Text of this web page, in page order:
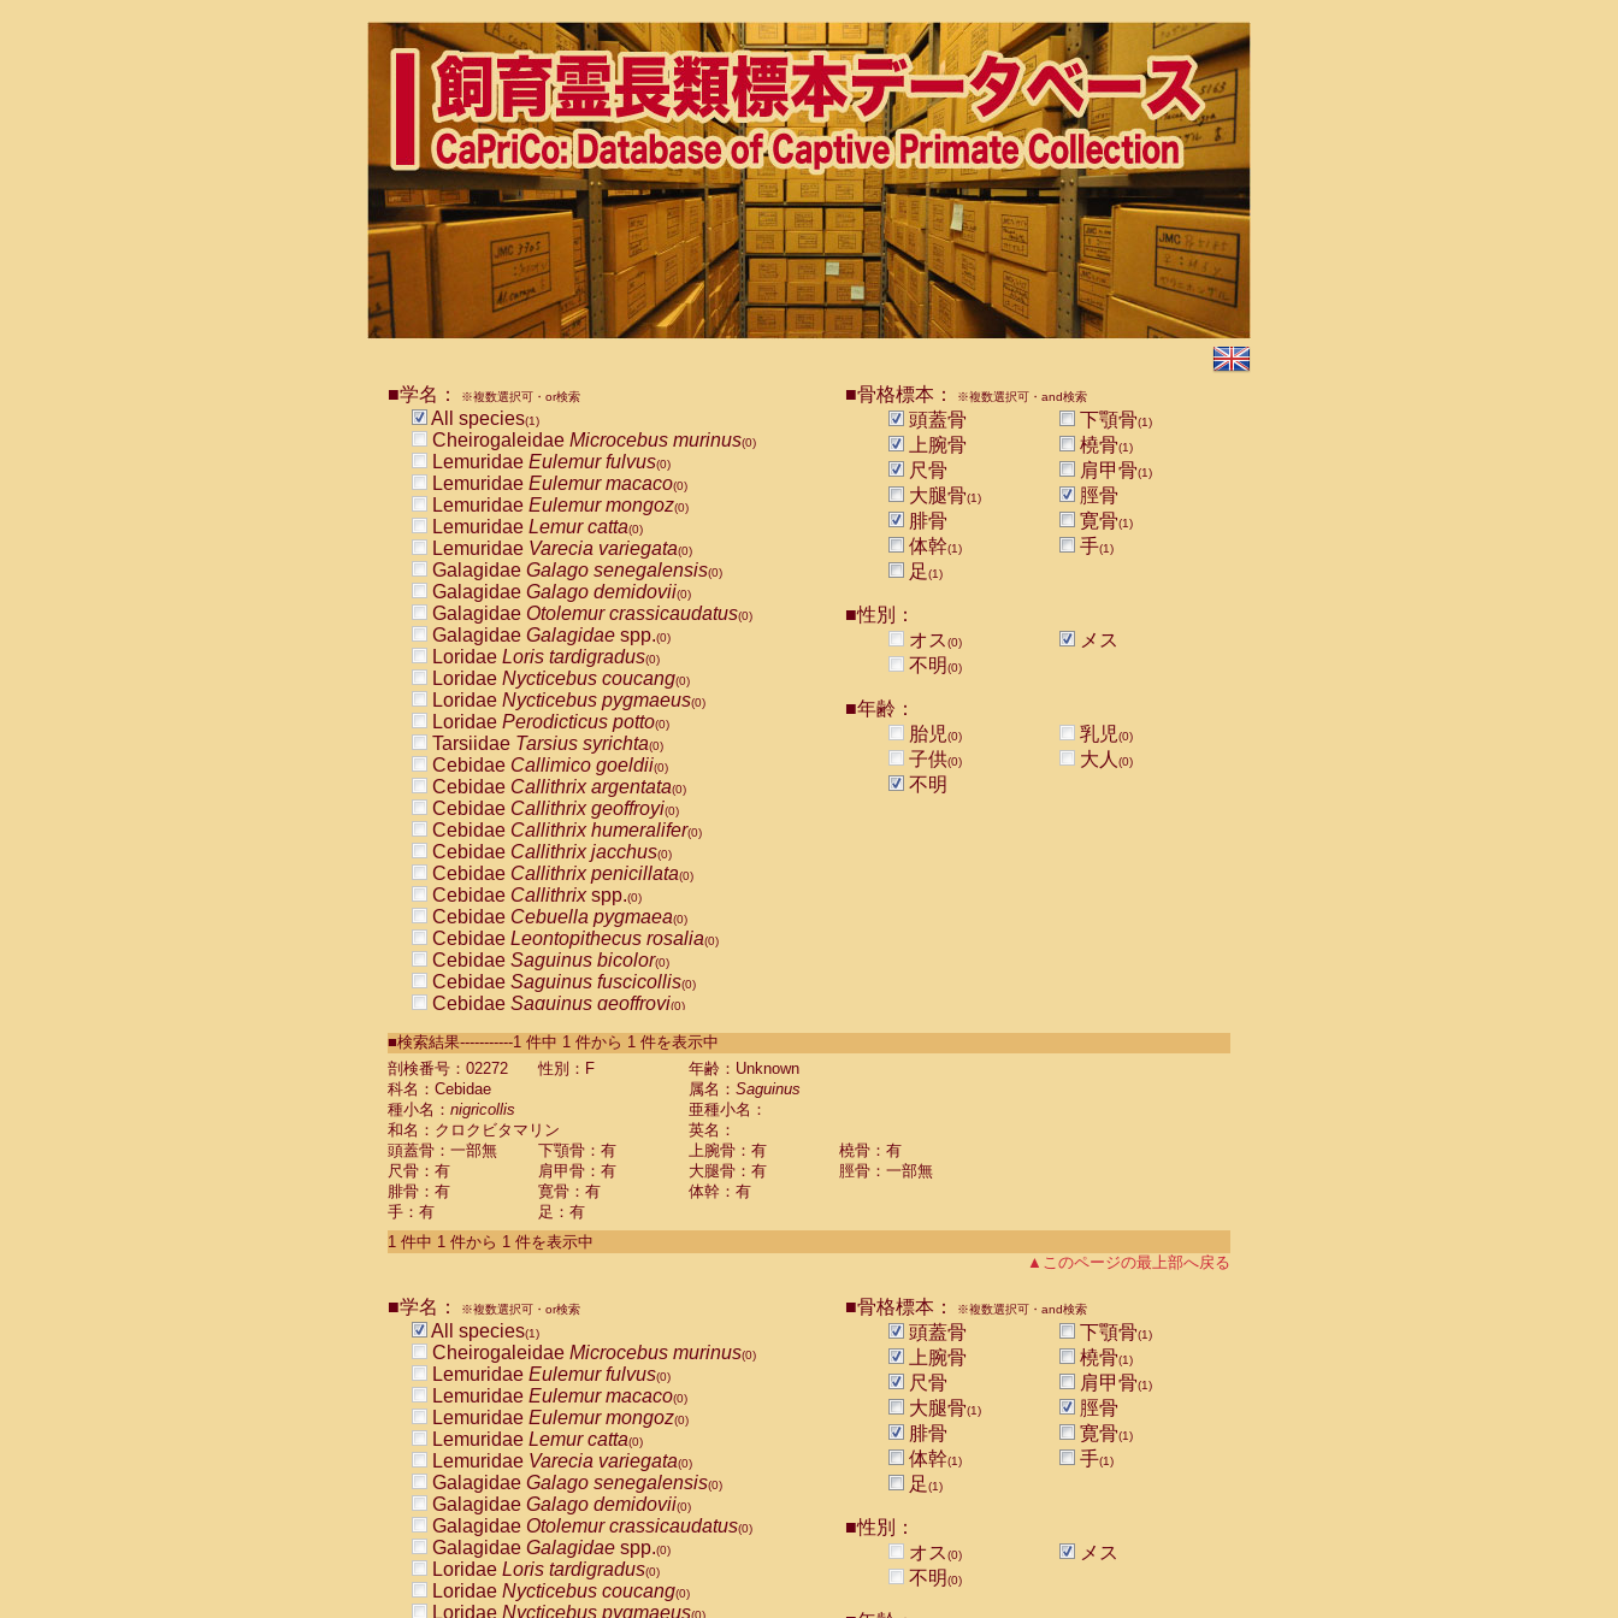
■学名： ※複数選択可・or検索
All species(1)
Cheirogaleidae Microcebus murinus(0)
Lemuridae Eulemur fulvus(0)
Lemuridae Eulemur macaco(0)
Lemuridae Eulemur mongoz(0)
Lemuridae Lemur catta(0)
Lemuridae Varecia variegata(0)
Galagidae Galago senegalensis(0)
Galagidae Galago demidovii(0)
Galagidae Otolemur crassicaudatus(0)
Galagidae Galagidae spp.(0)
Loridae Loris tardigradus(0)
Loridae Nycticebus coucang(0)
Loridae Nycticebus pygmaeus(0)
Loridae Perodicticus potto(0)
Tarsiidae Tarsius syrichta(0)
Cebidae Callimico goeldii(0)
Cebidae Callithrix argentata(0)
Cebidae Callithrix geoffroyi(0)
Cebidae Callithrix humeralifer(0)
Cebidae Callithrix jacchus(0)
Cebidae Callithrix penicillata(0)
Cebidae Callithrixspp.(0)
Cebidae Cebuella pygmaea(0)
Cebidae Leontopithecus rosalia(0)
Cebidae Saguinus bicolor(0)
Cebidae Saguinus fuscicollis(0)
Cebidae Saguinus geoffroyi(0)
CebidaeSaguinus labiatus(0)
Cebidae Saguinus leucopus (0)
Cebidae
CebidaeSaguinus mystax
CebidaeSaguinus nigricollis (1)
Cebidae Saguinus oedipus
Cebidae Saguinus weddelli
Cebidae Saguinusspp.
Cebidae Aotus trivirgatus
Cebidae Cebus albifrons
CebidaeCebus nigrivittatus
CebidaeCebus
CebidaeSaimiri boliviensis(0)
CebidaeSaimiri sciureus(0)
AtelidaeAlouatta caraya(0)
AtelidaeAlouatta fusca(0)
AtelidaeAlouatta seniculus
AtelidaeAlouattaspp.(0)
AtelidaeAteles belzebuth(0)
AtelidaeAteles geoffroyi(0)
AtelidaeAteles paniscus(0)
AtelidaeAtelesspp.(0)
Atelidae Lagothrix lagothricha
AtelidaeLagothrix lagothricha cana
PitheciidaeCacajao calvus rubicundus
■骨格標本： ※複数選択可・and検索
頭蓋骨 下顎骨(1)
上腕骨 橈骨(1)
尺骨 肩甲骨(1)
大腿骨(1)
脛骨
腓骨
寛骨(1)
体幹(1) 手(1)
足(1)
■性別：
オス(0)
メス
不明(0)
■年齢：
胎児(0) 乳児(0)
子供(0) 大人 (0)
不明
■検索結果-----------1 件中 1 件から 1 件を表示中
剖検番号：02272
性別：F
年齢：Unknown
科名：Cebidae
属名： Saguinus
種小名： nigricollis
亜種小名：
和名：クロクビタマリン
英名：
頭蓋骨：一部無
下顎骨：有 上腕骨：有
橈骨：有
尺骨：有
肩甲骨：有 大腿骨：有
脛骨：一部無
腓骨：有
寛骨：有
体幹：有
手：有
足：有
1 件中 1 件から 1 件を表示中
▲このページの最上部へ戻る
■学名： ※複数選択可・or検索
All species(1)
Cheirogaleidae Microcebus murinus(0)
Lemuridae Eulemur fulvus(0)
Lemuridae Eulemur macaco(0)
Lemuridae Eulemur mongoz(0)
Lemuridae Lemur catta(0)
Lemuridae Varecia variegata(0)
Galagidae Galago senegalensis(0)
Galagidae Galago demidovii(0)
Galagidae Otolemur crassicaudatus(0)
Galagidae Galagidae spp.(0)
Loridae Loris tardigradus(0)
Loridae Nycticebus coucang(0)
Loridae Nycticebus pygmaeus(0)
■骨格標本： ※複数選択可・and検索
頭蓋骨 下顎骨(1)
上腕骨 橈骨(1)
尺骨 肩甲骨(1)
大腿骨(1)
脛骨
腓骨
寛骨(1)
体幹(1) 手(1)
足(1)
■性別：
オス(0)
メス
不明(0)